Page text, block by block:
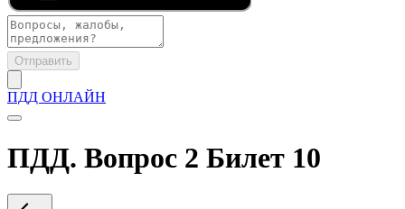
Отправить
ПДД ОНЛАЙН
ПДД. Вопрос 2 Билет 10